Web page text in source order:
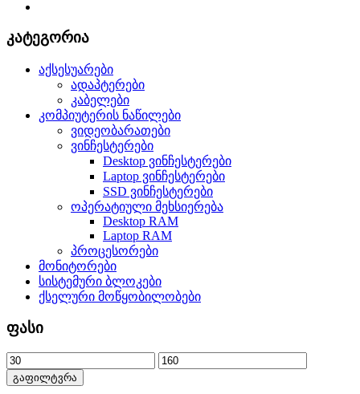
კატეგორია
აქსესუარები
ადაპტერები
კაბელები
კომპიუტერის ნაწილები
ვიდეობარათები
ვინჩესტერები
Desktop ვინჩესტერები
Laptop ვინჩესტერები
SSD ვინჩესტერები
ოპერატიული მეხსიერება
Desktop RAM
Laptop RAM
პროცესორები
მონიტორები
სისტემური ბლოკები
ქსელური მოწყობილობები
ფასი
გაფილტვრა